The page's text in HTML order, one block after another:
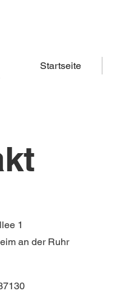
Startseite
1
an der Ruhr